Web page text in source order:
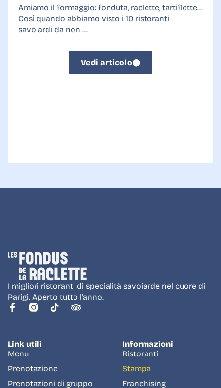
Amiamo il formaggio: fonduta, raclette, tartiflette...
Così quando abbiamo visto i 10 ristoranti
savoiardi da non ...
Vedi articolo
I migliori ristoranti di specialità savoiarde nel cuore di
Parigi. Aperto tutto l'anno.
Informazioni
Ristoranti
Stampa
Franchising
Link utili
Menu
Prenotazione
Prenotazioni di gruppo